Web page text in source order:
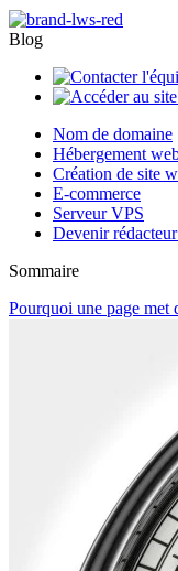
Blog
Nom de domaine
Hébergement
Création de site
E-commerce
Serveur VPS
Devenir
Sommaire
Pourquoi une page met